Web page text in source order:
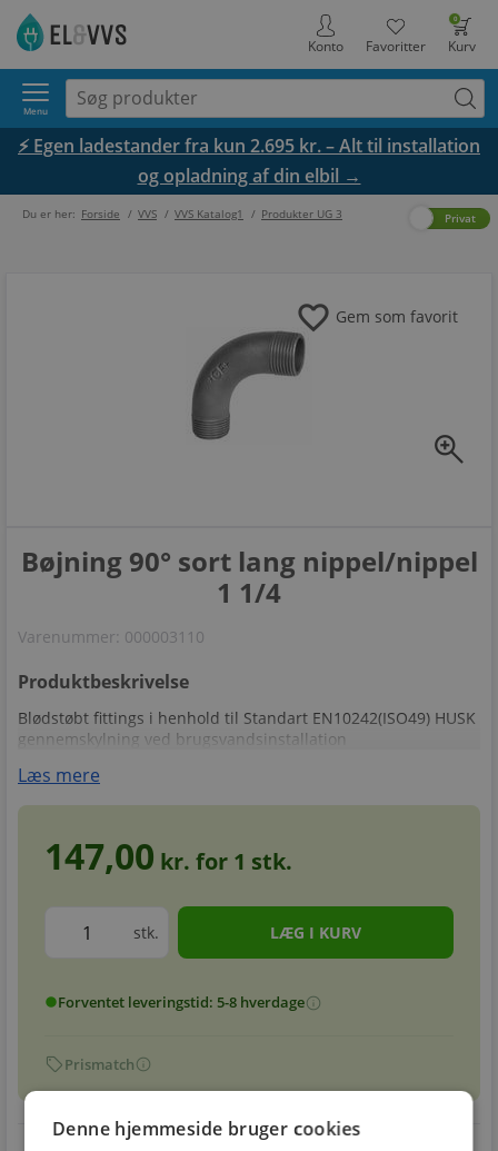
0
Kurv
Favoritter
Konto
Menu
⚡ Egen ladestander fra kun 2.695 kr. – Alt til installation
og opladning af din elbil →
Du er her: Forside / VVS / VVS Katalog1 / Produkter UG 3 Privat
zoom_in
favorite Gem som favorit
Bøjning 90° sort lang nippel/nippel
1 1/4
Varenummer: 000003110
Produktbeskrivelse
Blødstøbt fittings i henhold til Standart EN10242(ISO49) HUSK
gennemskylning ved brugsvandsinstallation
Læs mere
147,00 kr. for 1 stk.
stk.
circleForventet leveringstid: 5-8 hverdageinfo
sellPrismatchinfo
Denne hjemmeside bruger cookies